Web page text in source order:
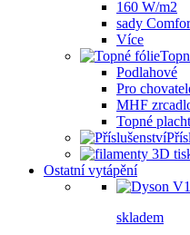
160 W/m2
sady
Více
Podlahové
Pro
MHF
Topné
Ostatní vytápění
skladem